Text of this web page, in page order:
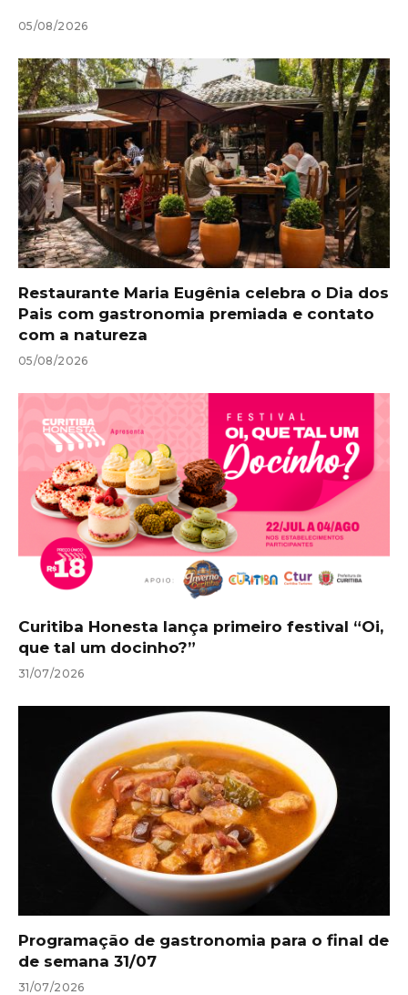
05/08/2026
Restaurante Maria Eugênia celebra o Dia dos
Pais com gastronomia premiada e contato
com a natureza
05/08/2026
Curitiba Honesta lança primeiro festival “Oi,
que tal um docinho?”
31/07/2026
Programação de gastronomia para o final de
de semana 31/07
31/07/2026